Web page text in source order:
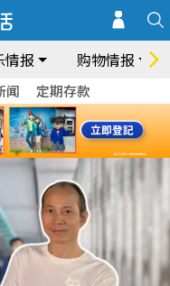
情报 购物情报
闻 定期存款